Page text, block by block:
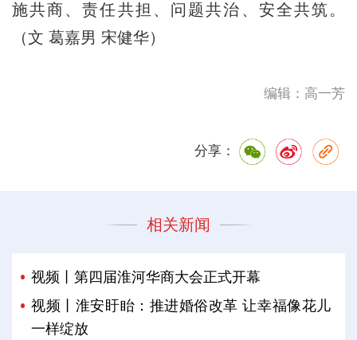
施共商、责任共担、问题共治、安全共筑。
（文 葛嘉男 宋健华）
编辑：高一芳
分享：
相关新闻
视频丨第四届淮河华商大会正式开幕
视频丨淮安盱眙：推进婚俗改革 让幸福像花儿
一样绽放